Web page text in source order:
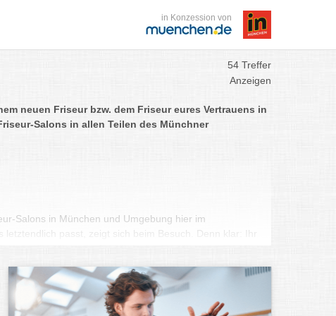
in Konzession von
54 Treffer
Anzeigen
neuen Friseur bzw. dem Friseur eures Vertrauens in
Salons in allen Teilen des Münchner
Salons in München und Umgebung hier im
passt, zeigt sich beim Besuch. Denn klar: Ihr
Denn ein Friseur sollte nicht nur sein Handwerk
wissen, was seine Kunden aus München brauchen.